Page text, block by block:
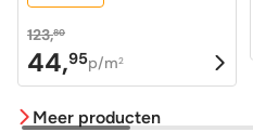
123,80
Oorspronkelijke
prijs
was:
44,95
Huidige
prijs
is:
p/m2
Meer producten